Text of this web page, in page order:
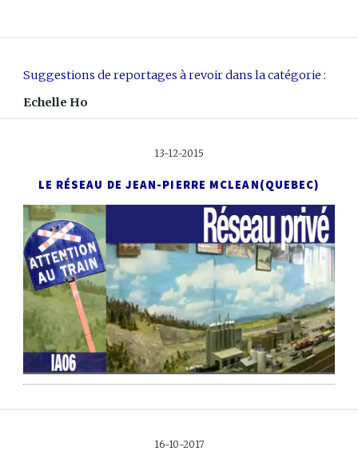
Suggestions de reportages à revoir dans la catégorie :
Echelle Ho
13-12-2015
LE RÉSEAU DE JEAN-PIERRE MCLEAN(QUEBEC)
16-10-2017